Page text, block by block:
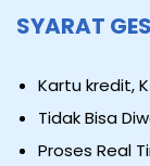
SYARAT
Kartu kredit,
Tidak Bisa
Proses Real